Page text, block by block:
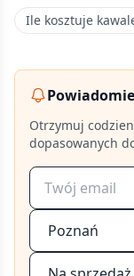
Ile kosztuje
Otrzymuj
dopasowanych
Poznań